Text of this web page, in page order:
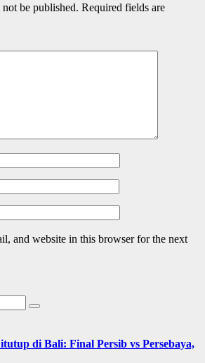
be published. Required fields are
and website in this browser for the next
di Bali: Final Persib vs Persebaya,